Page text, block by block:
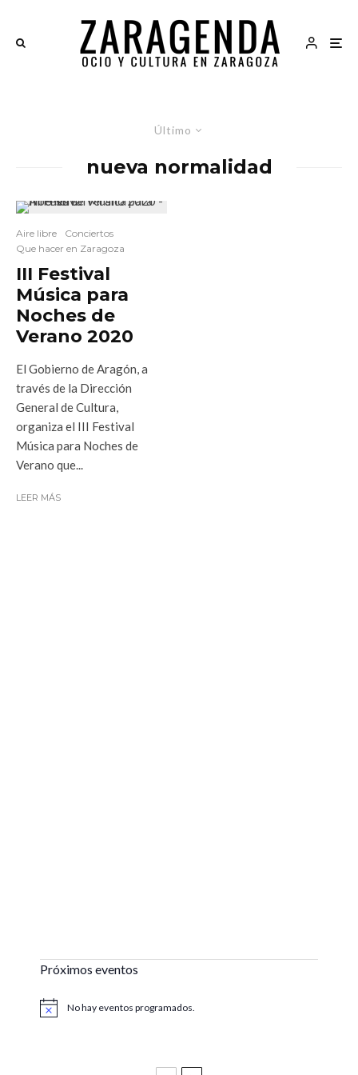
Último
nueva normalidad
Aire libre
Conciertos
Que hacer en Zaragoza
III Festival
Música para
Noches de
Verano 2020
El Gobierno de Aragón, a
través de la Dirección
General de Cultura,
organiza el III Festival
Música para Noches de
Verano que...
LEER MÁS
Próximos eventos
Aviso No hay eventos programados.